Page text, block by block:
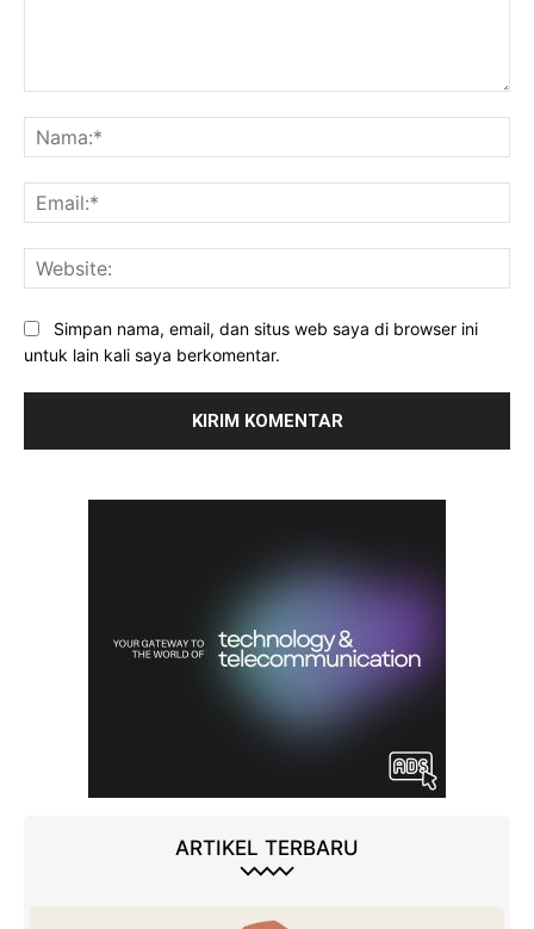
Simpan nama, email, dan situs web saya di browser ini
untuk lain kali saya berkomentar.
ARTIKEL TERBARU